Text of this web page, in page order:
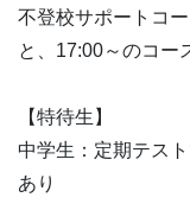
不登校サポートコ
と、17:00～のコー
【特待生】
中学生：定期テス
あり